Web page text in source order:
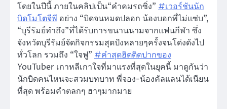
โดยในปีนี้ ภายในคลิปเป็น“คำคมรถซิ่ง” #เวอร์ชันนัก
บิดโมโตจีพี อย่าง “บิดจนหมดปลอก น้องบอกพี่ไม่แซ่บ”,
“บุรีรัมย์ทำถึง”ที่ได้รับการขนานนามจากแฟนกีฬา ซึ่ง
จังหวัดบุรีรัมย์จัดกิจกรรมสุดปังหลายๆครั้งจนโด่งดังไป
ทั่วโลก รวมถึง “ใจฟู” #คำสุดฮิตติดปากของ
YouTuber เกาหลีเกาใจที่มาแรงที่สุดในยุคนี้ มาดูกันว่า
นักบิดคนไหนจะสวมบทบาท พี่จอง-น้องคัลแลนได้เนียน
ที่สุด พร้อมคำตลกๆ ฮาๆมากมาย